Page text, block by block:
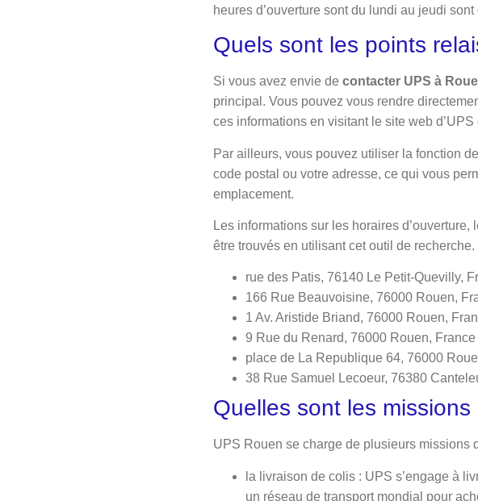
heures d’ouverture sont du lundi au jeudi
Quels sont les points
Si vous avez envie de contacter UPS à
principal. Vous pouvez vous rendre
ces informations en visitant le site web
Par ailleurs, vous pouvez utiliser la fonction
code postal ou votre adresse, ce qui vous
emplacement.
Les informations sur les horaires
être trouvés en utilisant cet outil de
rue des Patis, 76140 Le Petit-Quevilly,
166 Rue Beauvoisine, 76000 Rouen,
1 Av. Aristide Briand, 76000 Rouen,
9 Rue du Renard, 76000 Rouen, France
place de La Republique 64, 76000
38 Rue Samuel Lecoeur, 76380
Quelles sont les
UPS Rouen se charge de plusieurs missions
la livraison de colis : UPS s’engage à
un réseau de transport mondial pour